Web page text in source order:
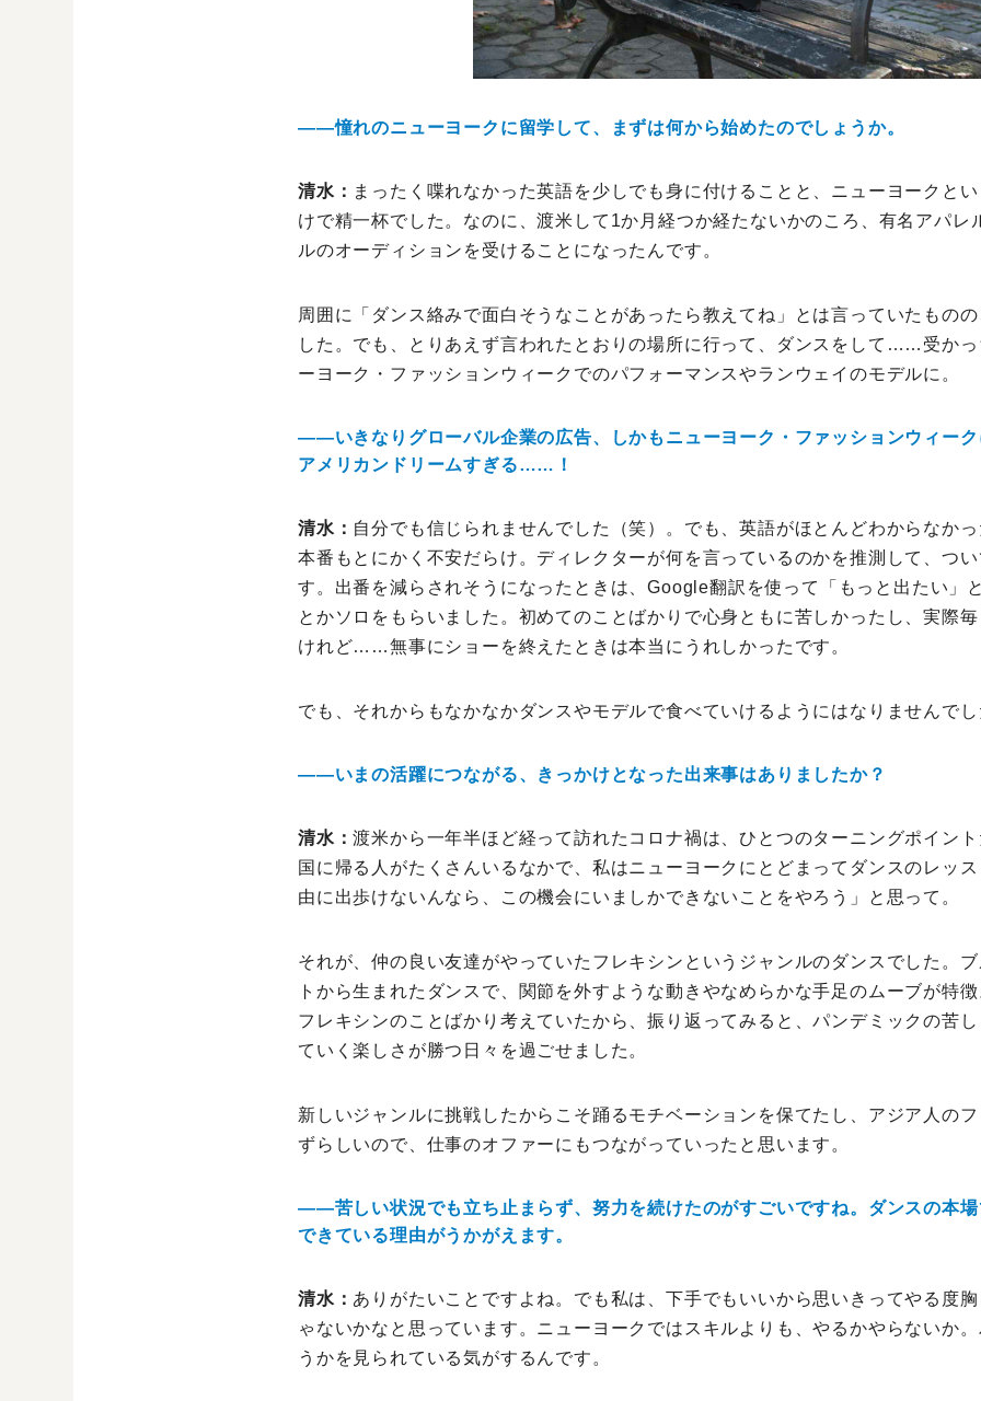
――憧れのニューヨークに留学して、まずは何から始めたのでしょうか。
清水： まったく喋れなかった英語を少しでも身に付けることと、ニューヨークと
けで精一杯でした。なのに、渡米して1か月経つか経たないかのころ、有名アパレ
ルのオーディションを受けることになったんです。
周囲に「ダンス絡みで面白そうなことがあったら教えてね」とは言っていたもの
した。でも、とりあえず言われたとおりの場所に行って、ダンスをして……受か
ーヨーク・ファッションウィークでのパフォーマンスやランウェイのモデルに。
――いきなりグローバル企業の広告、しかもニューヨーク・ファッションウィー
アメリカンドリームすぎる……！
清水： 自分でも信じられませんでした（笑）。でも、英語がほとんどわからなか
本番もとにかく不安だらけ。ディレクターが何を言っているのかを推測して、つ
す。出番を減らされそうになったときは、Google翻訳を使って「もっと出たい」
とかソロをもらいました。初めてのことばかりで心身ともに苦しかったし、実際
けれど……無事にショーを終えたときは本当にうれしかったです。
でも、それからもなかなかダンスやモデルで食べていけるようにはなりませんで
――いまの活躍につながる、きっかけとなった出来事はありましたか？
清水：渡米から一年半ほど経って訪れたコロナ禍は、ひとつのターニングポイン
国に帰る人がたくさんいるなかで、私はニューヨークにとどまってダンスのレッ
由に出歩けないんなら、この機会にいましかできないことをやろう」と思って。
それが、仲の良い友達がやっていたフレキシンというジャンルのダンスでした。
トから生まれたダンスで、関節を外すような動きやなめらかな手足のムーブが特
フレキシンのことばかり考えていたから、振り返ってみると、パンデミックの苦
ていく楽しさが勝つ日々を過ごせました。
新しいジャンルに挑戦したからこそ踊るモチベーションを保てたし、アジア人の
ずらしいので、仕事のオファーにもつながっていったと思います。
――苦しい状況でも立ち止まらず、努力を続けたのがすごいですね。ダンスの本
できている理由がうかがえます。
清水： ありがたいことですよね。でも私は、下手でもいいから思いきってやる度
ゃないかなと思っています。ニューヨークではスキルよりも、やるかやらないか
うかを見られている気がするんです。